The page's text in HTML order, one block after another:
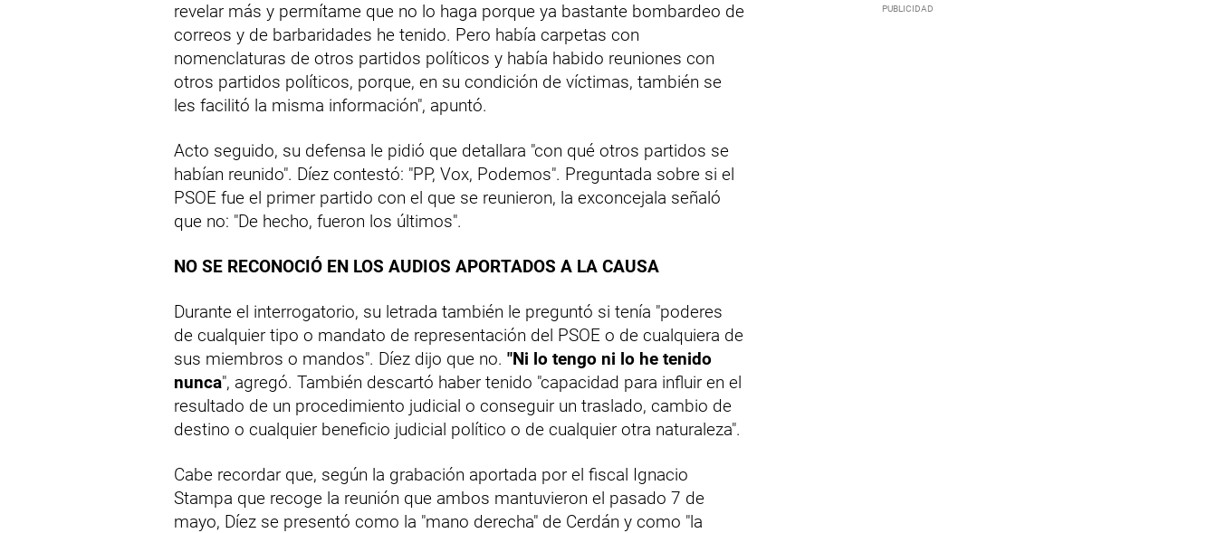
revelar más y permítame que no lo haga porque ya bastante bombardeo de
correos y de barbaridades he tenido. Pero había carpetas con
nomenclaturas de otros partidos políticos y había habido reuniones con
otros partidos políticos, porque, en su condición de víctimas, también se
les facilitó la misma información", apuntó.
Acto seguido, su defensa le pidió que detallara "con qué otros partidos se
habían reunido". Díez contestó: "PP, Vox, Podemos". Preguntada sobre si el
PSOE fue el primer partido con el que se reunieron, la exconcejala señaló
que no: "De hecho, fueron los últimos".
NO SE RECONOCIÓ EN LOS AUDIOS APORTADOS A LA CAUSA
Durante el interrogatorio, su letrada también le preguntó si tenía "poderes
de cualquier tipo o mandato de representación del PSOE o de cualquiera de
sus miembros o mandos". Díez dijo que no. "Ni lo tengo ni lo he tenido
nunca", agregó. También descartó haber tenido "capacidad para influir en el
resultado de un procedimiento judicial o conseguir un traslado, cambio de
destino o cualquier beneficio judicial político o de cualquier otra naturaleza".
Cabe recordar que, según la grabación aportada por el fiscal Ignacio
Stampa que recoge la reunión que ambos mantuvieron el pasado 7 de
mayo, Díez se presentó como la "mano derecha" de Cerdán y como "la